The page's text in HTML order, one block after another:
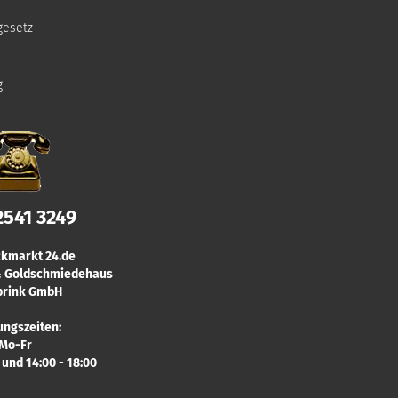
3249
24.de
Goldschmiedehaus
GmbH
Fr
14:00 - 18:00